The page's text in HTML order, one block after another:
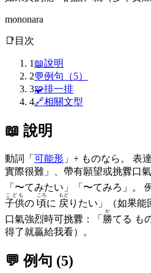
mononara
📑 目次
1 📖說明
2💬例句（5）
3🧩排一排
4🔗相關文型
📖 說明
動詞「 可能形 」+ ものなら。 表
實際很難」、帶有願望或挑釁口
「〜てみたい」「〜てみろ」。
子供
こども
の 頃
ころ
に 戻
もど
りたい」（如果能
口氣強烈時可挑釁：「 勝
か
てる も
得了就贏給我看）。
💬 例句 (5)